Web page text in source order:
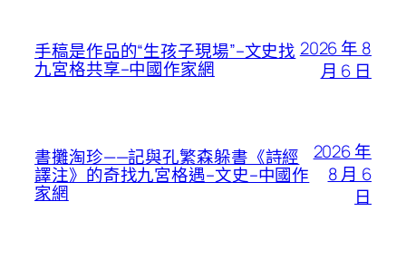
手稿是作品的“生孩子現場”–文史找
九宮格共享–中國作家網
2026 年 8
月 6 日
書攤淘珍——記與孔繁森躲書《詩經
譯注》的奇找九宮格遇–文史–中國作
家網
2026 年
8 月 6
日